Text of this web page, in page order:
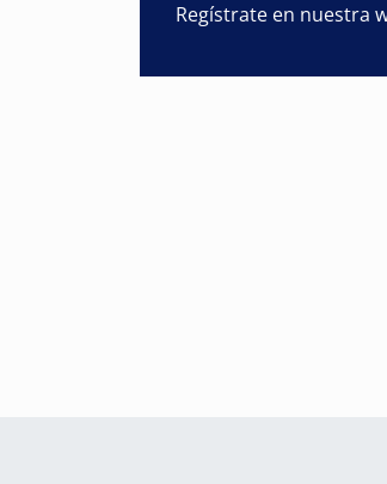
Regístrate en nuestra